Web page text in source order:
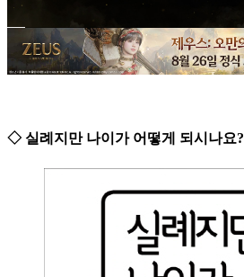
◇ 실례지만 나이가 어떻게 되시나요?